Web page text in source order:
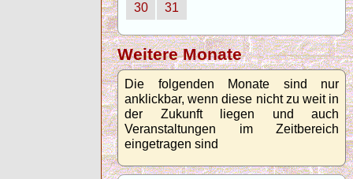
30
31
Weitere Monate
Die folgenden Monate sind nur
anklickbar, wenn diese nicht zu weit in
der Zukunft liegen und auch
Veranstaltungen im Zeitbereich
eingetragen sind